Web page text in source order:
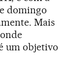
domingo
Mais
um objetivo